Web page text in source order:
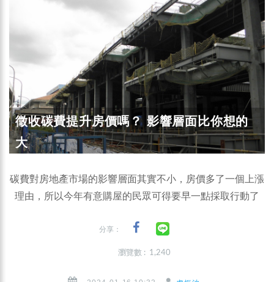
徵收碳費提升房價嗎？ 影響層面比你想的
大
碳費對房地產市場的影響層面其實不小，房價多了一個上漲
理由，所以今年有意購屋的民眾可得要早一點採取行動了
分享：
瀏覽數 : 1,240